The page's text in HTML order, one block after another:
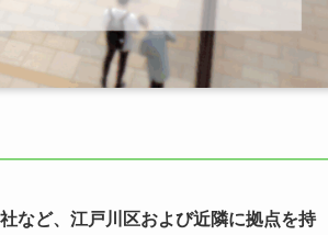
など、江戸川区および近隣に拠点を持